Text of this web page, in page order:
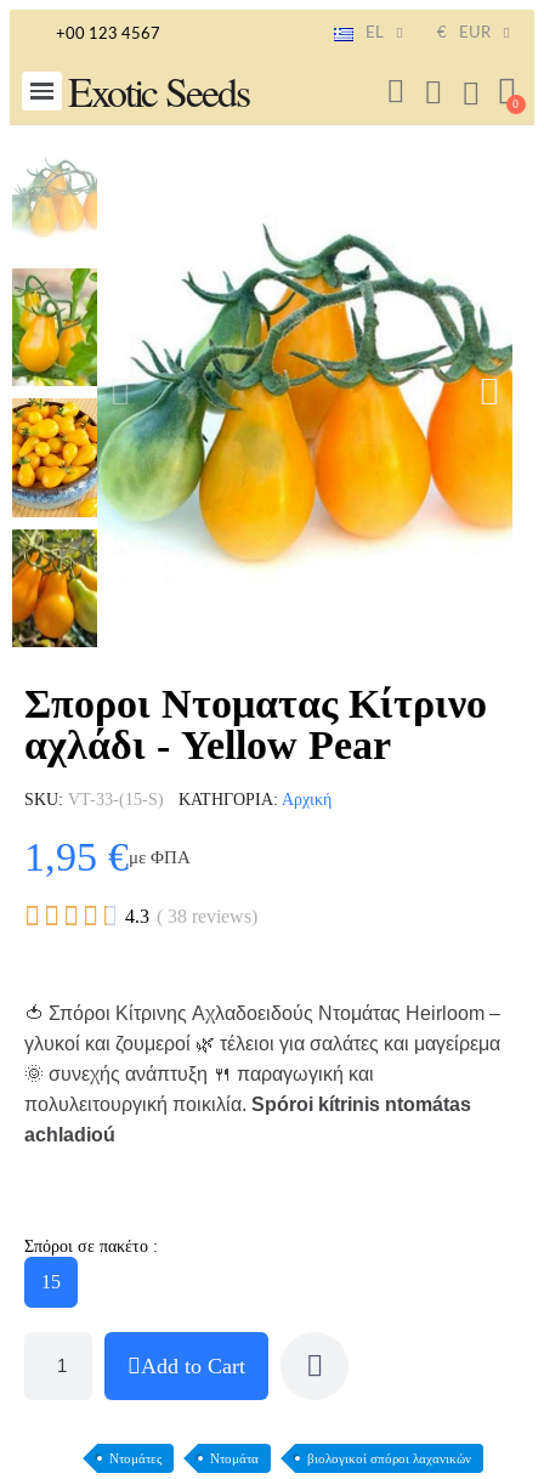
+00 123 4567 EL € EUR
Exotic Seeds
Σποροι Ντοματας Κίτρινο
αχλάδι - Yellow Pear
SKU VT-33-(15-S) ΚΑΤΗΓΟΡΊΑ Αρχική
1,95 €με ΦΠΑ
     4.3 ( 38 reviews)
🍅 Σπόροι Κίτρινης Αχλαδοειδούς Ντομάτας Heirloom –
γλυκοί και ζουμεροί 🌿 τέλειοι για σαλάτες και μαγείρεμα
🌞 συνεχής ανάπτυξη 🍴 παραγωγική και
πολυλειτουργική ποικιλία. Spóroi kítrinis ntomátas
achladioú
Σπόροι σε πακέτο :
15
Add to Cart
Ντομάτες Ντομάτα βιολογικοί σπόροι λαχανικών